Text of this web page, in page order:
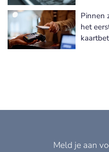
Pinnen
het
Meld je aan